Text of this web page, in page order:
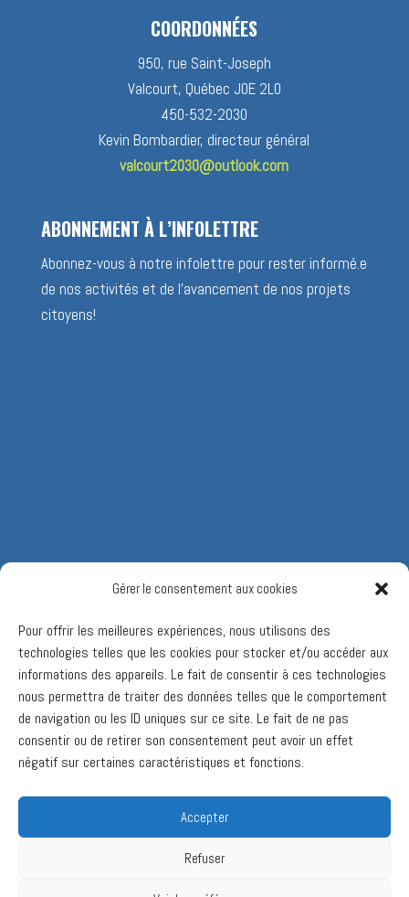
Gérer le consentement aux cookies
Pour offrir les meilleures expériences, nous utilisons des
technologies telles que les cookies pour stocker et/ou accéder aux
informations des appareils. Le fait de consentir à ces technologies
nous permettra de traiter des données telles que le comportement
de navigation ou les ID uniques sur ce site. Le fait de ne pas
consentir ou de retirer son consentement peut avoir un effet
négatif sur certaines caractéristiques et fonctions.
Accepter
Refuser
COORDONNÉES
950, rue Saint-Joseph
Valcourt, Québec J0E 2L0
450-532-2030
Kevin Bombardier, directeur général
valcourt2030@outlook.com
ABONNEMENT À L’INFOLETTRE
Abonnez-vous à notre infolettre pour rester informé.e
de nos activités et de l’avancement de nos projets
citoyens!